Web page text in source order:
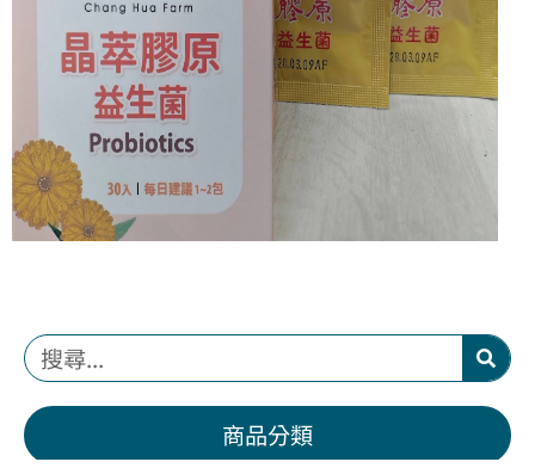
商品分類